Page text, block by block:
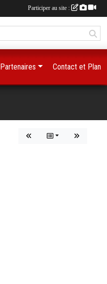
Partenaires Contact et Plan
Participer au site :